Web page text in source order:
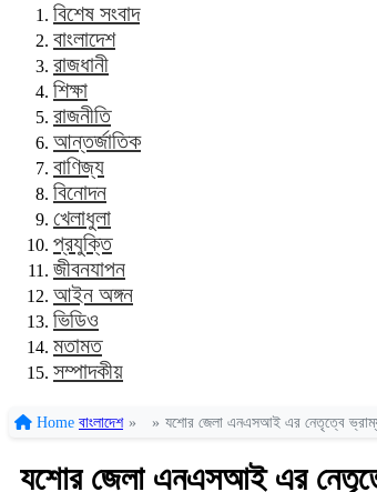
বিশেষ সংবাদ
বাংলাদেশ
রাজধানী
শিক্ষা
রাজনীতি
আন্তর্জাতিক
বাণিজ্য
বিনোদন
খেলাধুলা
প্রযুক্তি
জীবনযাপন
আইন অঙ্গন
ভিডিও
মতামত
সম্পাদকীয়
Home বাংলাদেশ » » যশোর জেলা এনএসআই এর নেতৃত্বে
যশোর জেলা এনএসআই এর